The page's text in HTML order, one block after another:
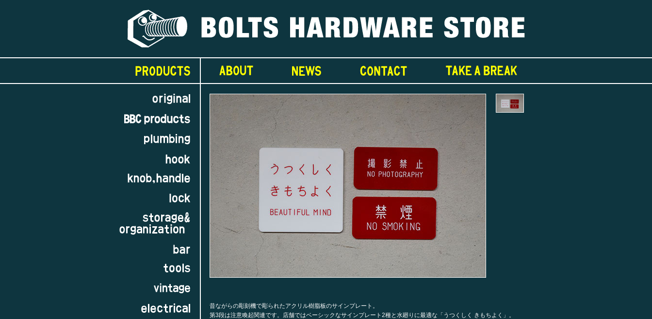
昔ながらの彫刻機で彫られたアクリル樹脂板のサインプレート。
第3段は注意喚起関連です。店舗ではベーシックなサインプレート2種と水廻りに最適な「うつくしく きもちよく」。